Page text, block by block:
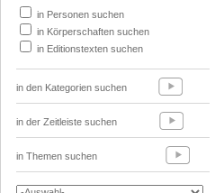
in Personen suchen
in Körperschaften suchen
in Editionstexten suchen
in den Kategorien suchen
in der Zeitleiste suchen
in Themen suchen